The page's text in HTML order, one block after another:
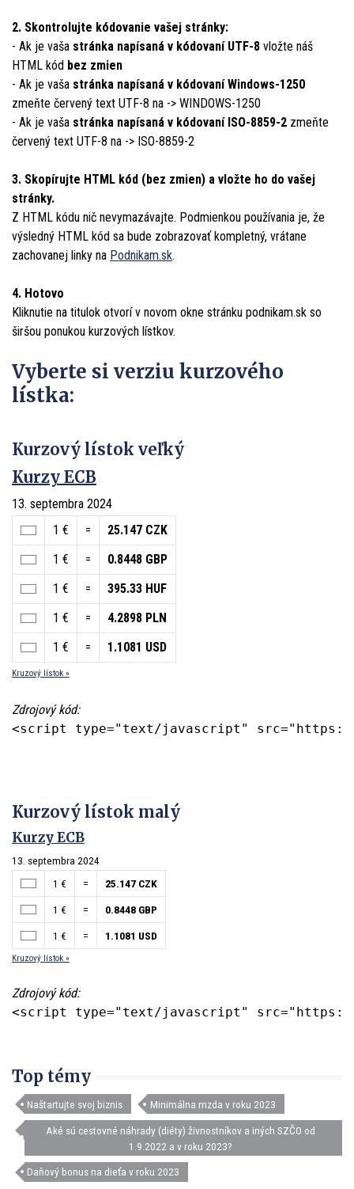
2. Skontrolujte kódovanie vašej stránky:
- Ak je vaša stránka napísaná v kódovaní UTF-8 vložte náš
HTML kód bez zmien
- Ak je vaša stránka napísaná v kódovaní Windows-1250
zmeňte červený text UTF-8 na -> WINDOWS-1250
- Ak je vaša stránka napísaná v kódovaní ISO-8859-2 zmeňte
červený text UTF-8 na -> ISO-8859-2
3. Skopírujte HTML kód (bez zmien) a vložte ho do vašej
stránky.
Z HTML kódu nič nevymazávajte. Podmienkou používania je, že
výsledný HTML kód sa bude zobrazovať kompletný, vrátane
zachovanej linky na Podnikam.sk.
4. Hotovo
Kliknutie na titulok otvorí v novom okne stránku podnikam.sk so
širšou ponukou kurzových lístkov.
Vyberte si verziu kurzového
lístka:
Kurzový lístok veľký
Kurzy ECB
13. septembra 2024
1 €
=
25.147 CZK
1 €
=
0.8448 GBP
1 €
=
395.33 HUF
1 €
=
4.2898 PLN
1 €
= 1.1081 USD
Kruzový lístok »
Zdrojový kód:
<script type="text/javascript" src="https://
Kurzový lístok malý
Kurzy ECB
13. septembra 2024
1 €
= 25.147 CZK
1 € = 0.8448 GBP
1 € = 1.1081 USD
Kruzový lístok »
Zdrojový kód:
<script type="text/javascript" src="https://
Top témy
Naštartujte svoj biznis Minimálna mzda v roku 2023
Aké sú cestovné náhrady (diéty) živnostníkov a iných SZČO od
1.9.2022 a v roku 2023?
Daňový bonus na dieťa v roku 2023